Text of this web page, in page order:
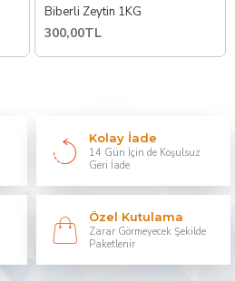
Biberli Zeytin 1KG
300,00TL
Kolay İade
14 Gün İçin de Koşulsuz
Geri İade
Özel Kutulama
Zarar Görmeyecek Şekilde
Paketlenir